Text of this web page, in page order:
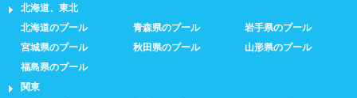
北海道、東北
北海道のプール
青森県のプール
岩手県のプール
宮城県のプール
秋田県のプール
山形県のプール
福島県のプール
関東